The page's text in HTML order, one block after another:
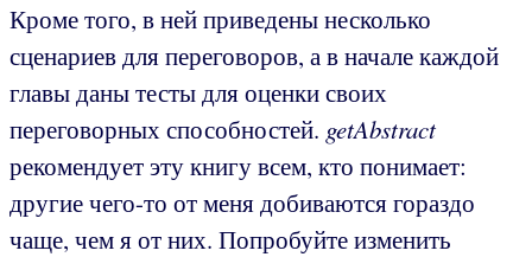
Кроме того, в ней приведены несколько
сценариев для переговоров, а в начале каждой
главы даны тесты для оценки своих
переговорных способностей. getAbstract
рекомендует эту книгу всем, кто понимает:
другие чего-то от меня добиваются гораздо
чаще, чем я от них. Попробуйте изменить